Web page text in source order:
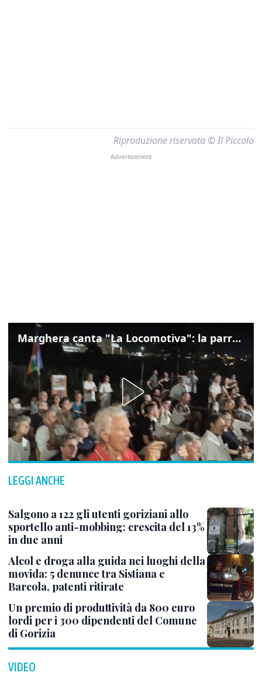
Riproduzione riservata © Il Piccolo
Marghera canta "La Locomotiva": la parrocchia della Cita ricorda Guccini
LEGGI ANCHE
Salgono a 122 gli utenti goriziani allo
sportello anti-mobbing: crescita del 13%
in due anni
Alcol e droga alla guida nei luoghi della
movida: 5 denunce tra Sistiana e
Barcola, patenti ritirate
Un premio di produttività da 800 euro
lordi per i 300 dipendenti del Comune
di Gorizia
VIDEO